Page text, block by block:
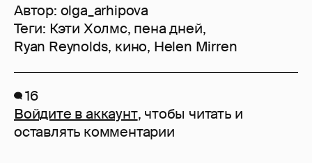
Автор: olga_arhipova
Теги: Кэти Холмс, пена дней,
Ryan Reynolds, кино, Helen Mirren
16
Войдите в аккаунт, чтобы читать и
оставлять комментарии